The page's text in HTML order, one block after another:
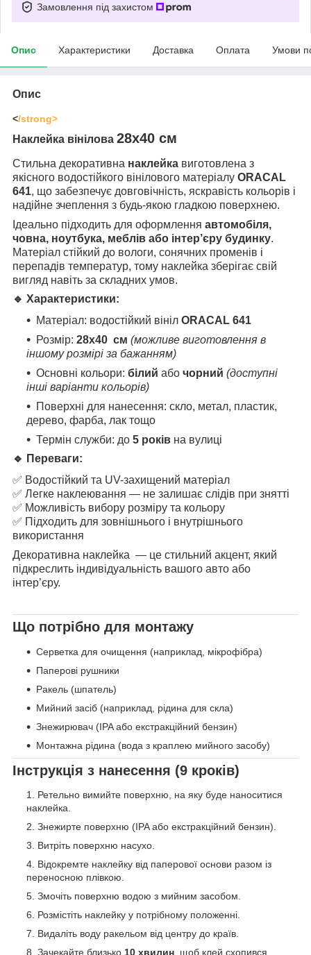
Замовлення під захистом
Опис Характеристики Доставка Оплата Умови
Опис
</strong>
Наклейка вінілова 28х40 см
Стильна декоративна наклейка виготовлена з
якісного водостійкого вінілового матеріалу ORACAL
641, що забезпечує довговічність, яскравість кольорів і
надійне зчеплення з будь-якою гладкою поверхнею.
Ідеально підходить для оформлення автомобіля,
човна, ноутбука, меблів або інтер’єру будинку.
Матеріал стійкий до вологи, сонячних променів і
перепадів температур, тому наклейка зберігає свій
вигляд навіть за складних умов.
🔹 Характеристики:
Матеріал: водостійкий вініл ORACAL 641
Розмір: 28х40 см (можливе виготовлення в
іншому розмірі за бажанням)
Основні кольори: білий або чорний (доступні
інші варіанти кольорів)
Поверхні для нанесення: скло, метал, пластик,
дерево, фарба, лак тощо
Термін служби: до 5 років на вулиці
🔹 Переваги:
✅ Водостійкий та UV-захищений матеріал
✅ Легке наклеювання — не залишає слідів при знятті
✅ Можливість вибору розміру та кольору
✅ Підходить для зовнішнього і внутрішнього
використання
Декоративна наклейка — це стильний акцент, який
підкреслить індивідуальність вашого авто або
інтер’єру.
Що потрібно для монтажу
Серветка для очищення (наприклад, мікрофібра)
Паперові рушники
Ракель (шпатель)
Мийний засіб (наприклад, рідина для скла)
Знежирювач (IPA або екстракційний бензин)
Монтажна рідина (вода з краплею мийного засобу)
Інструкція з нанесення (9 кроків)
Ретельно вимийте поверхню, на яку буде наноситися
наклейка.
Знежирте поверхню (IPA або екстракційний бензин).
Витріть поверхню насухо.
Відокремте наклейку від паперової основи разом із
переносною плівкою.
Змочіть поверхню водою з мийним засобом.
Розмістіть наклейку у потрібному положенні.
Видаліть воду ракельом від центру до країв.
Зачекайте близько 10 хвилин , щоб клей схопився.